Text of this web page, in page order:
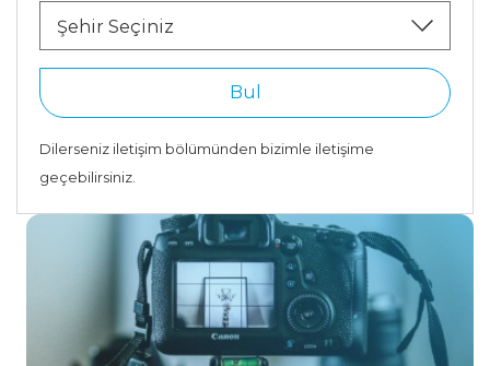
Şehir Seçiniz
Bul
Dilerseniz iletişim bölümünden bizimle iletişime
geçebilirsiniz.